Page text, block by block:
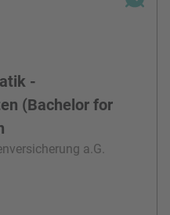
-
(Bachelor for
a.G.